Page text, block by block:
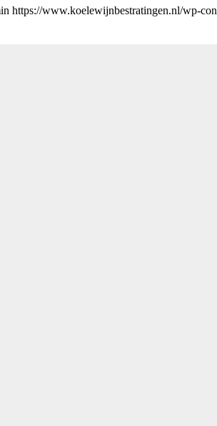
https://www.koelewijnbestratingen.nl/wp-